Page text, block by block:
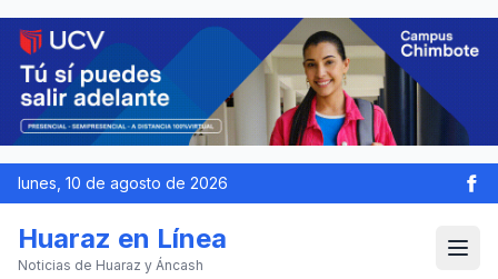
lunes, 10 de agosto de 2026
Huaraz en Línea
Noticias de Huaraz y Áncash